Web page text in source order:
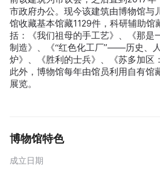
市政府办公。现今该建筑由博物馆与
馆收藏基本馆藏1129件，科研辅助
括：《我们祖母的手工艺》、《那是
制造》、《“红色化工厂”——历史、
炉》、《胜利的士兵》、《苏多加区
此外，博物馆每年由馆员利用自有馆
展览。
博物馆特色
成立日期